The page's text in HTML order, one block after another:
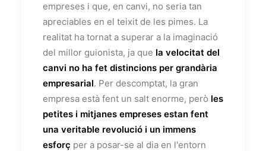
empreses i que, en canvi, no seria tan
apreciables en el teixit de les pimes. La
realitat ha tornat a superar a la imaginació
del millor guionista, ja que la velocitat del
canvi no ha fet distincions per grandària
empresarial. Per descomptat, la gran
empresa està fent un salt enorme, però les
petites i mitjanes empreses estan fent
una veritable revolució i un immens
esforç per a posar-se al dia en l'entorn